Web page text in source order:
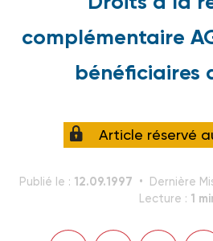
complémentaire
bénéficiaires
Article réservé
Publié le : 12.09.1997 Dernière
Lecture : 1